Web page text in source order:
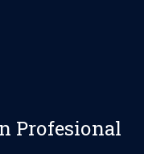
Profesional